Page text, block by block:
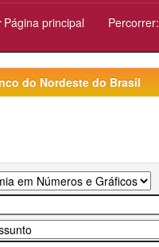
Página principal Percorrer:
do Nordeste do Brasil